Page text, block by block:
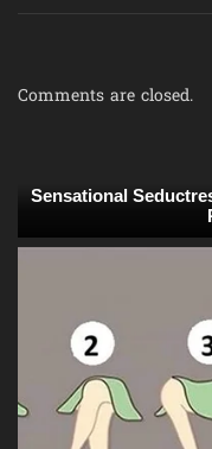
Comments are closed.